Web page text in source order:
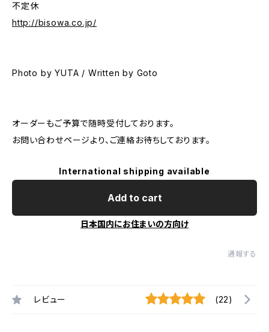
不定休
http://bisowa.co.jp/
Photo by YUTA / Written by Goto
オーダーもご予算で随時受付しております。
お問い合わせページより、ご連絡お待ちしております。
International shipping available
Add to cart
日本国内にお住まいの方向け
通報する
レビュー (22)